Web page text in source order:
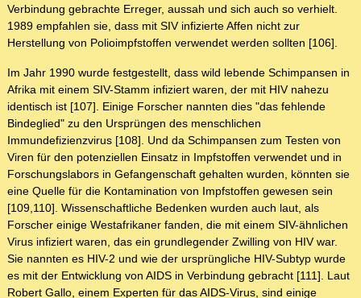
Verbindung gebrachte Erreger, aussah und sich auch so verhielt.
1989 empfahlen sie, dass mit SIV infizierte Affen nicht zur
Herstellung von Polioimpfstoffen verwendet werden sollten [106].
Im Jahr 1990 wurde festgestellt, dass wild lebende Schimpansen in
Afrika mit einem SIV-Stamm infiziert waren, der mit HIV nahezu
identisch ist [107]. Einige Forscher nannten dies "das fehlende
Bindeglied" zu den Ursprüngen des menschlichen
Immundefizienzvirus [108]. Und da Schimpansen zum Testen von
Viren für den potenziellen Einsatz in Impfstoffen verwendet und in
Forschungslabors in Gefangenschaft gehalten wurden, könnten sie
eine Quelle für die Kontamination von Impfstoffen gewesen sein
[109,110]. Wissenschaftliche Bedenken wurden auch laut, als
Forscher einige Westafrikaner fanden, die mit einem SIV-ähnlichen
Virus infiziert waren, das ein grundlegender Zwilling von HIV war.
Sie nannten es HIV-2 und wie der ursprüngliche HIV-Subtyp wurde
es mit der Entwicklung von AIDS in Verbindung gebracht [111]. Laut
Robert Gallo, einem Experten für das AIDS-Virus, sind einige